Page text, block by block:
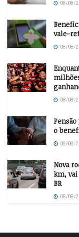
08/08/
vale-
08/08/
08/08/
o
08/08/
Nova
km, vai
BR
08/08/